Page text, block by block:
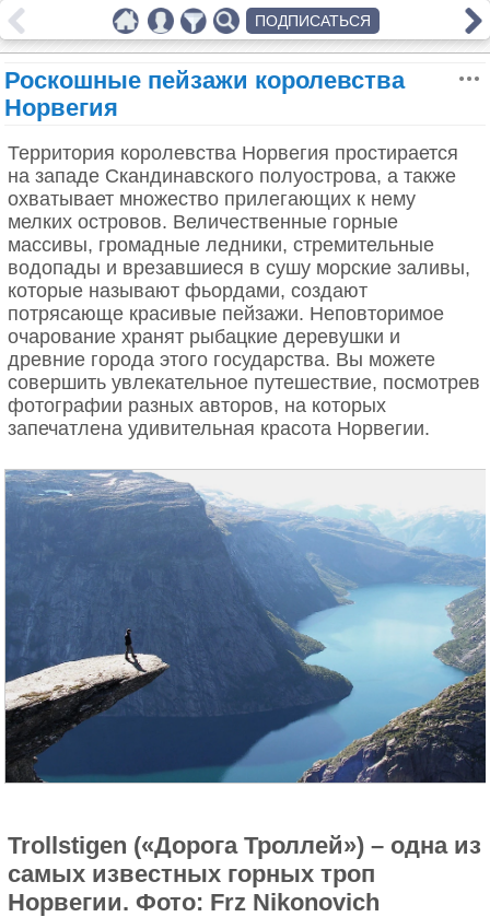
Роскошные пейзажи королевства
Норвегия
Территория королевства Норвегия простирается
на западе Скандинавского полуострова, а также
охватывает множество прилегающих к нему
мелких островов. Величественные горные
массивы, громадные ледники, стремительные
водопады и врезавшиеся в сушу морские заливы,
которые называют фьордами, создают
потрясающе красивые пейзажи. Неповторимое
очарование хранят рыбацкие деревушки и
древние города этого государства. Вы можете
совершить увлекательное путешествие, посмотрев
фотографии разных авторов, на которых
запечатлена удивительная красота Норвегии.
Trollstigen («Дорога Троллей») – одна из
самых известных горных троп
Норвегии. Фото: Frz Nikonovich
ПОДПИСАТЬСЯ